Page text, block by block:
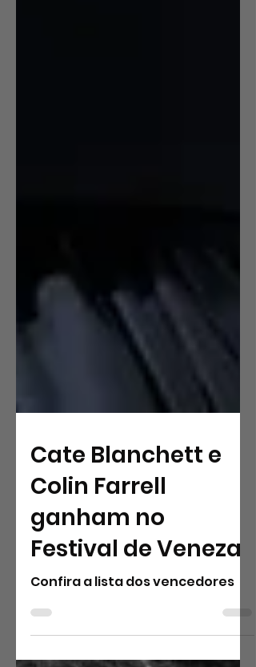
Cate Blanchett e
Colin Farrell
ganham no
Festival de Veneza
Confira a lista dos vencedores